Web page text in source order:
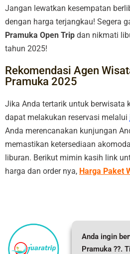
Jangan lewatkan kesempatan
dengan harga terjangkau! Segera
Pramuka Open Trip dan nikmati
tahun 2025!
Rekomendasi Agen
Pramuka 2025
Jika Anda tertarik untuk berwisata
dapat melakukan reservasi melalui
Anda merencanakan kunjungan
memastikan ketersediaan
liburan. Berikut mimin kasih link
harga dan order nya, Harga Paket
Anda ingin
Pramuka ??.